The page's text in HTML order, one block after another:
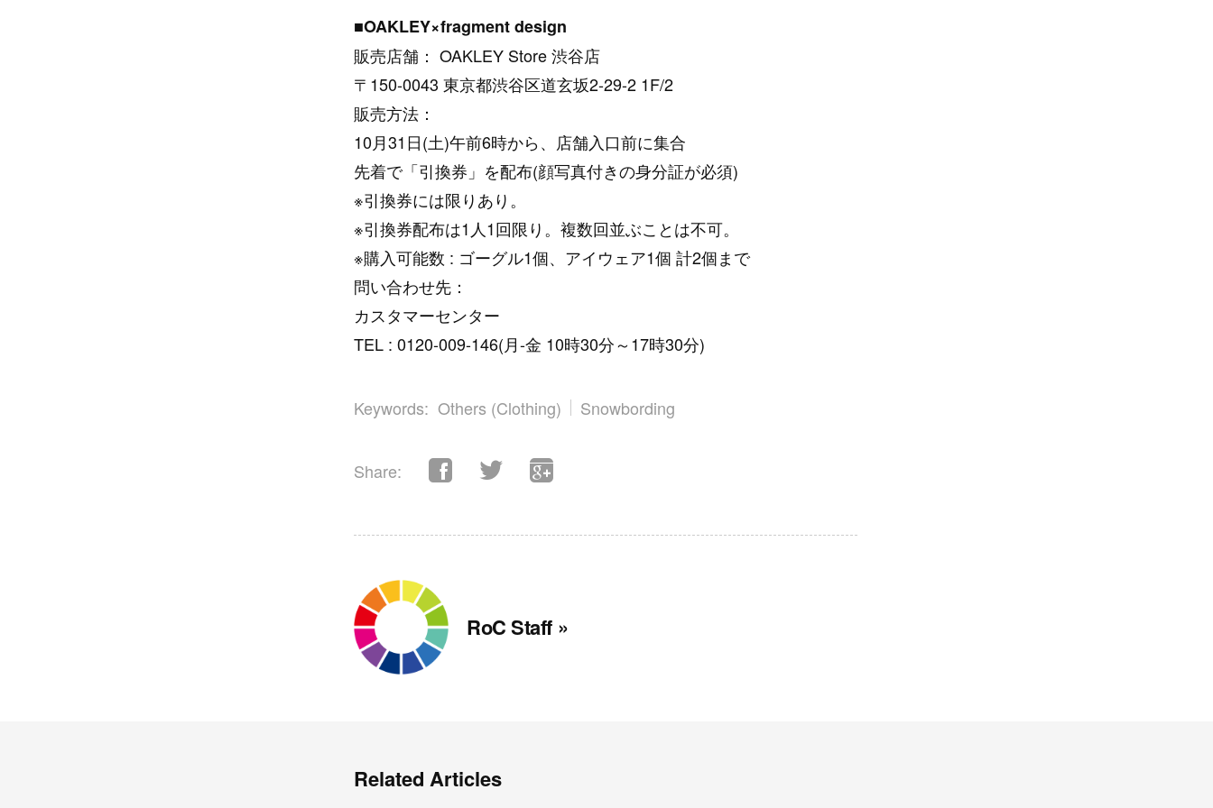
■OAKLEY×fragment design
販売店舗： OAKLEY Store 渋谷店
〒150-0043 東京都渋谷区道玄坂2-29-2 1F/2
販売方法：
10月31日(土)午前6時から、店舗入口前に集合
先着で「引換券」を配布(顔写真付きの身分証が必須)
※引換券には限りあり。
※引換券配布は1人1回限り。複数回並ぶことは不可。
※購入可能数 : ゴーグル1個、アイウェア1個 計2個まで
問い合わせ先：
カスタマーセンター
TEL : 0120-009-146(月-金 10時30分～17時30分)
Keywords: Others (Clothing) Snowbording
Share:
RoC Staff »
Related Articles